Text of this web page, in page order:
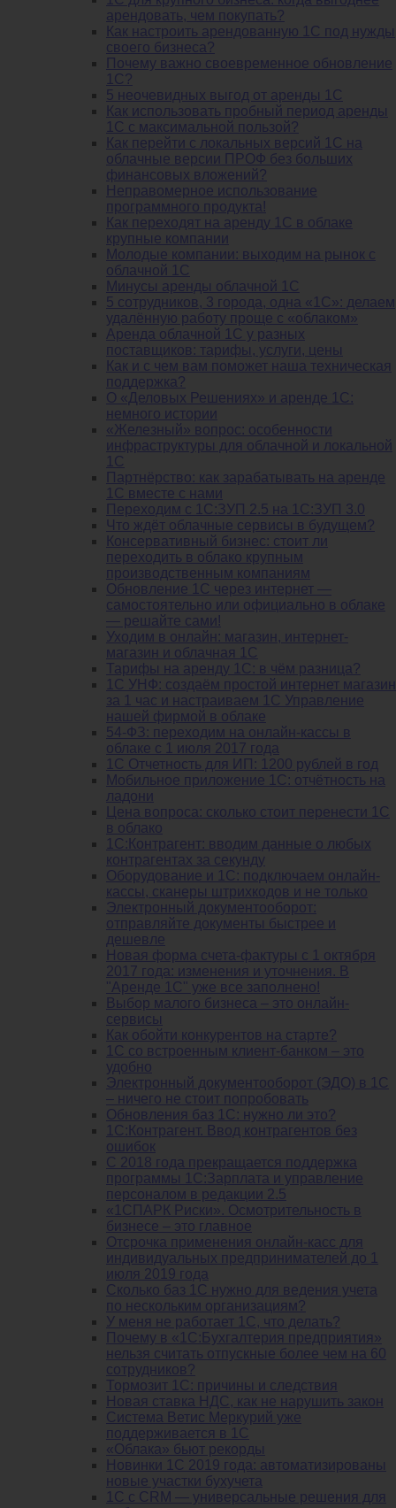
арендовать, чем покупать?
Как настроить арендованную 1С под нужды
своего бизнеса?
Почему важно своевременное обновление
1С?
5 неочевидных выгод от аренды 1С
Как использовать пробный период аренды
1С с максимальной пользой?
Как перейти с локальных версий 1С на
облачные версии ПРОФ без больших
финансовых вложений?
Неправомерное использование
программного продукта!
Как переходят на аренду 1С в облаке
крупные компании
Молодые компании: выходим на рынок с
облачной 1С
Минусы аренды облачной 1С
5 сотрудников, 3 города, одна «1С»: делаем
удалённую работу проще с «облаком»
Аренда облачной 1С у разных
поставщиков: тарифы, услуги, цены
Как и с чем вам поможет наша техническая
поддержка?
О «Деловых Решениях» и аренде 1С:
немного истории
«Железный» вопрос: особенности
инфраструктуры для облачной и локальной
1С
Партнёрство: как зарабатывать на аренде
1С вместе с нами
Переходим с 1С:ЗУП 2.5 на 1С:ЗУП 3.0
Что ждёт облачные сервисы в будущем?
Консервативный бизнес: стоит ли
переходить в облако крупным
производственным компаниям
Обновление 1С через интернет —
самостоятельно или официально в облаке
— решайте сами!
Уходим в онлайн: магазин, интернет-
магазин и облачная 1С
Тарифы на аренду 1С: в чём разница?
1С УНФ: создаём простой интернет магазин
за 1 час и настраиваем 1С Управление
нашей фирмой в облаке
54-ФЗ: переходим на онлайн-кассы в
облаке с 1 июля 2017 года
1С Отчетность для ИП: 1200 рублей в год
Мобильное приложение 1С: отчётность на
ладони
Цена вопроса: сколько стоит перенести 1С
в облако
1С:Контрагент: вводим данные о любых
контрагентах за секунду
Оборудование и 1С: подключаем онлайн-
кассы, сканеры штрихкодов и не только
Электронный документооборот:
отправляйте документы быстрее и
дешевле
Новая форма счета-фактуры с 1 октября
2017 года: изменения и уточнения. В
"Аренде 1С" уже все заполнено!
Выбор малого бизнеса – это онлайн-
сервисы
Как обойти конкурентов на старте?
1C со встроенным клиент-банком – это
удобно
Электронный документооборот (ЭДО) в 1С
– ничего не стоит попробовать
Обновления баз 1С: нужно ли это?
1С:Контрагент. Ввод контрагентов без
ошибок
С 2018 года прекращается поддержка
программы 1С:Зарплата и управление
персоналом в редакции 2.5
«1СПАРК Риски». Осмотрительность в
бизнесе – это главное
Отсрочка применения онлайн-касс для
индивидуальных предпринимателей до 1
июля 2019 года
Сколько баз 1C нужно для ведения учета
по нескольким организациям?
У меня не работает 1С, что делать?
Почему в «1С:Бухгалтерия предприятия»
нельзя считать отпускные более чем на 60
сотрудников?
Тормозит 1C: причины и следствия
Новая ставка НДС, как не нарушить закон
Система Ветис Меркурий уже
поддерживается в 1С
«Облака» бьют рекорды
Новинки 1С 2019 года: автоматизированы
новые участки бухучета
1С с CRM — универсальные решения для